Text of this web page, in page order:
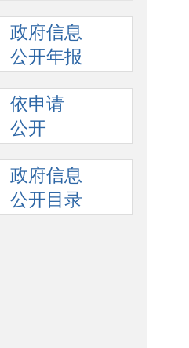
政府信息
公开年报
依申请
公开
政府信息
公开目录